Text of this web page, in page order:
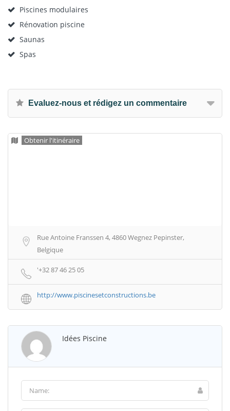
Piscines modulaires
Rénovation piscine
Saunas
Spas
Evaluez-nous et rédigez un commentaire
Obtenir l'itinéraire
Rue Antoine Franssen 4, 4860 Wegnez Pepinster,
Belgique
'+32 87 46 25 05
http://www.piscinesetconstructions.be
Idées Piscine